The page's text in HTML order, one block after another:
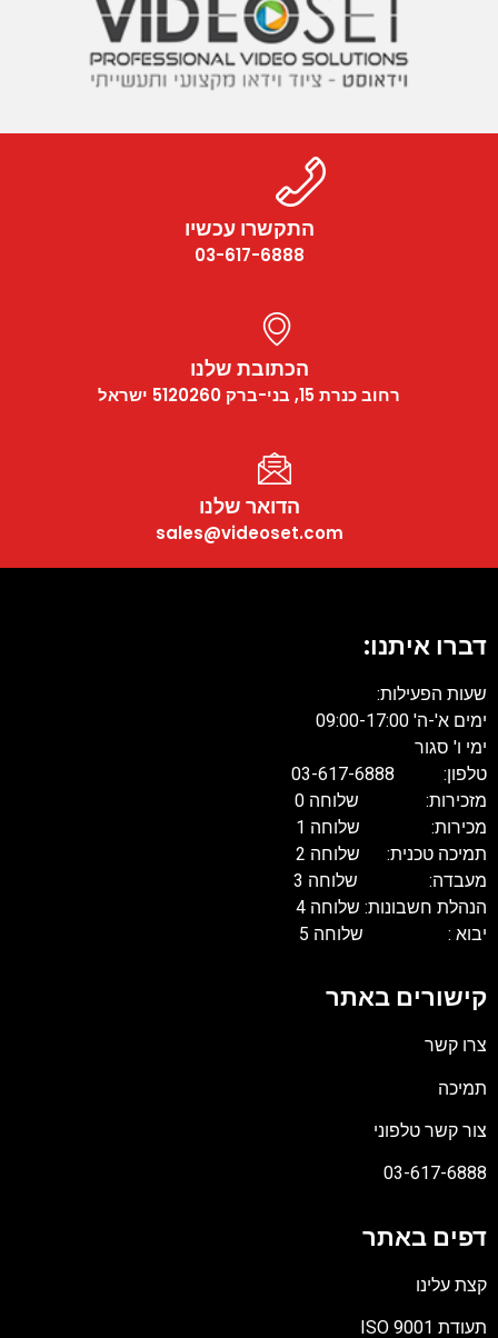
התקשרו עכשיו
03-617-6888
הכתובת שלנו
רחוב כנרת 15, בני-ברק 5120260 ישראל
הדואר שלנו
sales@videoset.com
דברו איתנו:
שעות הפעילות:
ימים א'-ה' 09:00-17:00
ימי ו' סגור
טלפון: 03-617-6888
מזכירות: שלוחה 0
מכירות: שלוחה 1
תמיכה טכנית: שלוחה 2
מעבדה: שלוחה 3
הנהלת חשבונות: שלוחה 4
יבוא : שלוחה 5
קישורים באתר
צרו קשר
תמיכה
צור קשר טלפוני
03-617-6888
דפים באתר
קצת עלינו
תעודת ISO 9001